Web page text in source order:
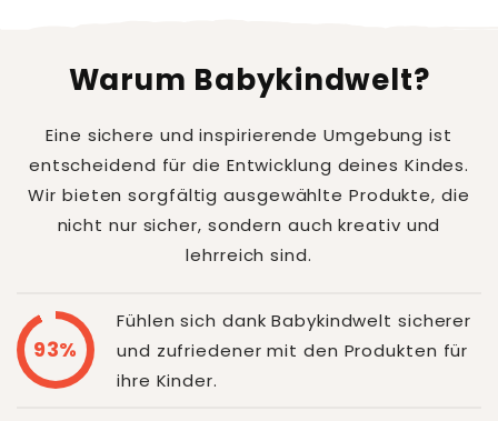
Warum Babykindwelt?
Eine sichere und inspirierende Umgebung ist
entscheidend für die Entwicklung deines Kindes.
Wir bieten sorgfältig ausgewählte Produkte, die
nicht nur sicher, sondern auch kreativ und
lehrreich sind.
93%
Fühlen sich dank Babykindwelt sicherer
und zufriedener mit den Produkten für
ihre Kinder.